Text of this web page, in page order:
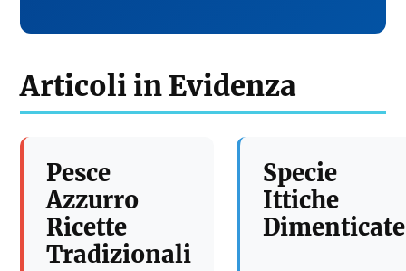
Articoli in Evidenza
Pesce
Azzurro
Ricette
Tradizionali
Specie
Ittiche
Dimenticate